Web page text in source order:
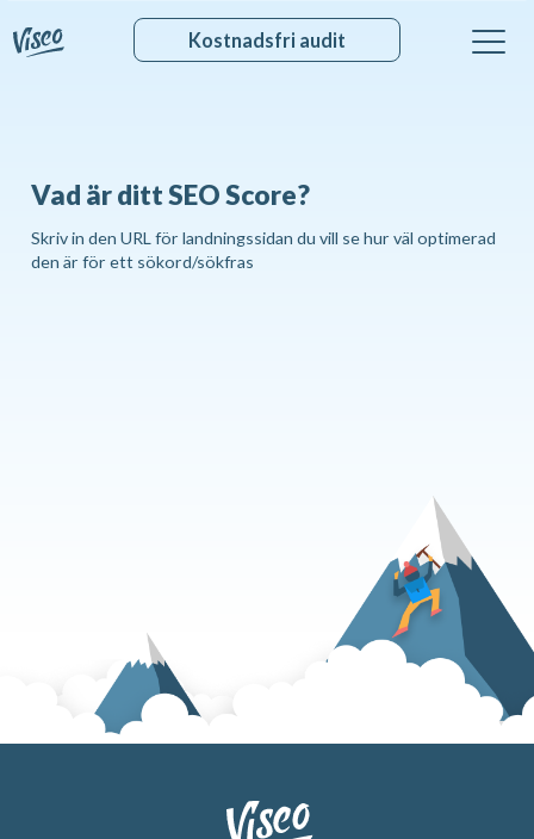
Kostnadsfri audit
Vad är ditt SEO Score?
Skriv in den URL för landningssidan du vill se hur väl optimerad
den är för ett sökord/sökfras